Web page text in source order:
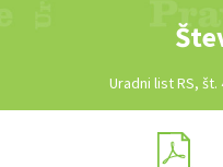
Uradni list RS, št.